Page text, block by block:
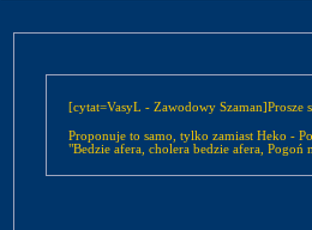
[cytat=VasyL - Zawodowy Szaman]Prosze
Proponuje to samo, tylko zamiast Heko -
"Bedzie afera, cholera bedzie afera, Pogoń